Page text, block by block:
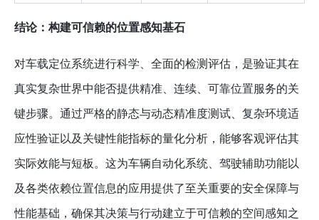
结论：构建可信赖的位置感知基石
对车载定位系统进行科学、全面的检测评估，是验证其在
真实复杂世界中能否提供精准、连续、可靠位置服务的关
键步骤。通过严格的静态与动态精准度测试、复杂环境适
应性验证以及关键性能指标的量化分析，能够客观评估其
实际效能与短板。这为车辆自动化系统、驾驶辅助功能以
及各类依赖位置信息的应用提供了至关重要的安全保障与
性能基础，确保其决策与行动建立于可信赖的空间感知之